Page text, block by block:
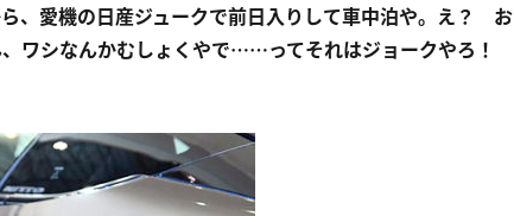
、愛機の日産ジュークで前日入りして車中泊や。え？ お
ワシなんかむしょくやで……ってそれはジョークやろ！